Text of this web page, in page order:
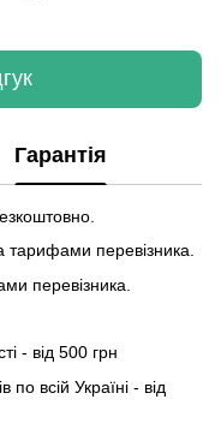
Гарантія
перевізника.
перевізника.
- від 500 грн
по всій Україні - від